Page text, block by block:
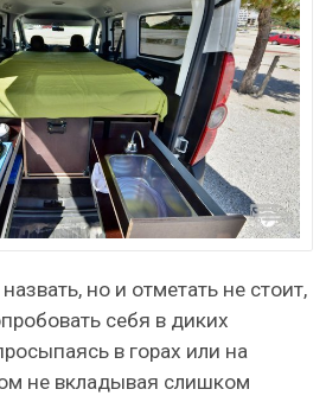
но и отметать не стоит,
себя в диких
в горах или на
не вкладывая слишком